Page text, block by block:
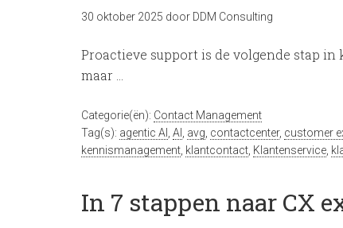
30 oktober 2025 door DDM Consulting
Proactieve support is de volgende stap
maar …
Categorie(ën): Contact Management
Tag(s): agentic AI AI avg contactcenter, customer
kennismanagement klantcontact Klantenservice
In 7 stappen naar CX